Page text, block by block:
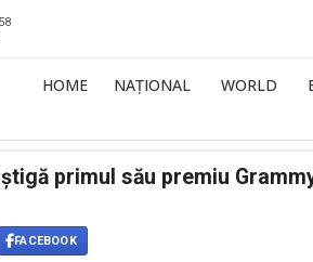
HOME NAȚIONAL WORLD
primul său premiu
FACEBOOK